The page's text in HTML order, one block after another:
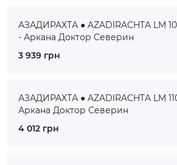
АЗАДИРАХТА ● AZADIRACHTA LM
- Аркана Доктор Северин
3 939 грн
АЗАДИРАХТА ● AZADIRACHTA LM
Аркана Доктор Северин
4 012 грн